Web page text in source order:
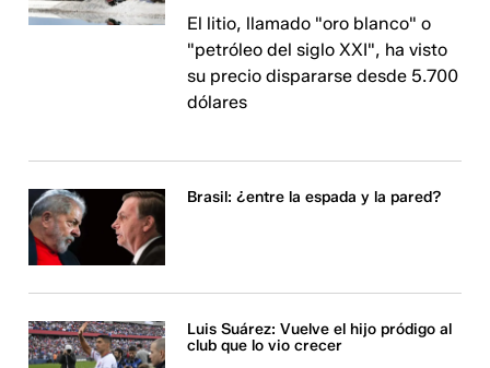
El litio, llamado "oro blanco" o
"petróleo del siglo XXI", ha visto
su precio dispararse desde 5.700
dólares
Brasil: ¿entre la espada y la pared?
Luis Suárez: Vuelve el hijo pródigo al
club que lo vio crecer